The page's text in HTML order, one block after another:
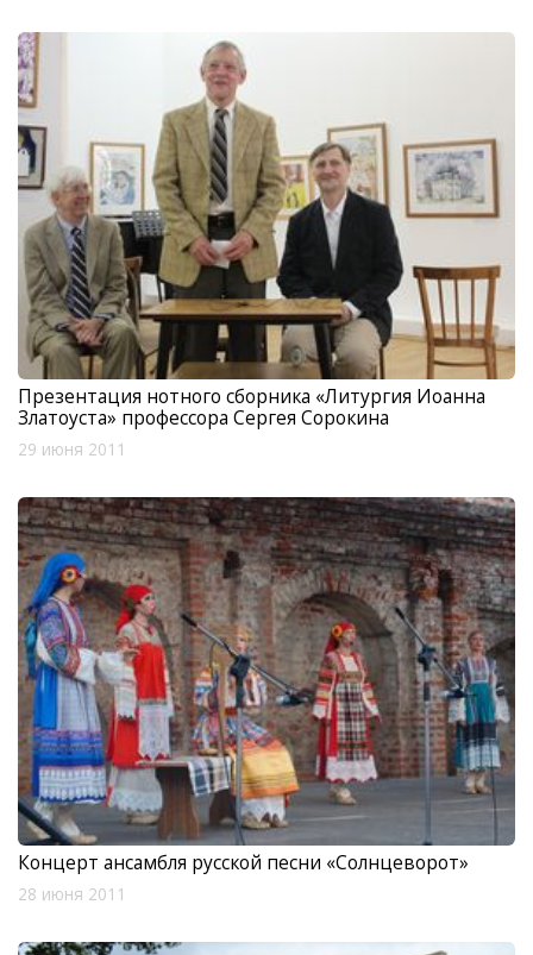
Презентация нотного сборника «Литургия Иоанна
Златоуста» профессора Сергея Сорокина
29 июня 2011
Концерт ансамбля русской песни «Солнцеворот»
28 июня 2011